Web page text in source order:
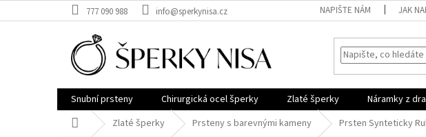
na
777 090 988 info@sperkynisa.cz NAPIŠTE NÁM JAK
Snubní prsteny Chirurgická ocel šperky Zlaté šperky Náramky z
Domů Zlaté šperky Prsteny s barevnými kameny Prsten Synteticky